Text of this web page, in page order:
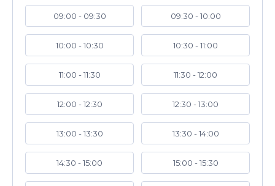
09:00 - 09:30 09:30 - 10:00
10:00 - 10:30 10:30 - 11:00
11:00 - 11:30 11:30 - 12:00
12:00 - 12:30 12:30 - 13:00
13:00 - 13:30 13:30 - 14:00
14:30 - 15:00 15:00 - 15:30